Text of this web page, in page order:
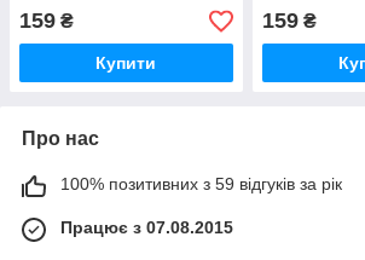
159 ₴
Купити
159₴
Про нас
100% позитивних з 59 відгуків за рік
Працює з 07.08.2015